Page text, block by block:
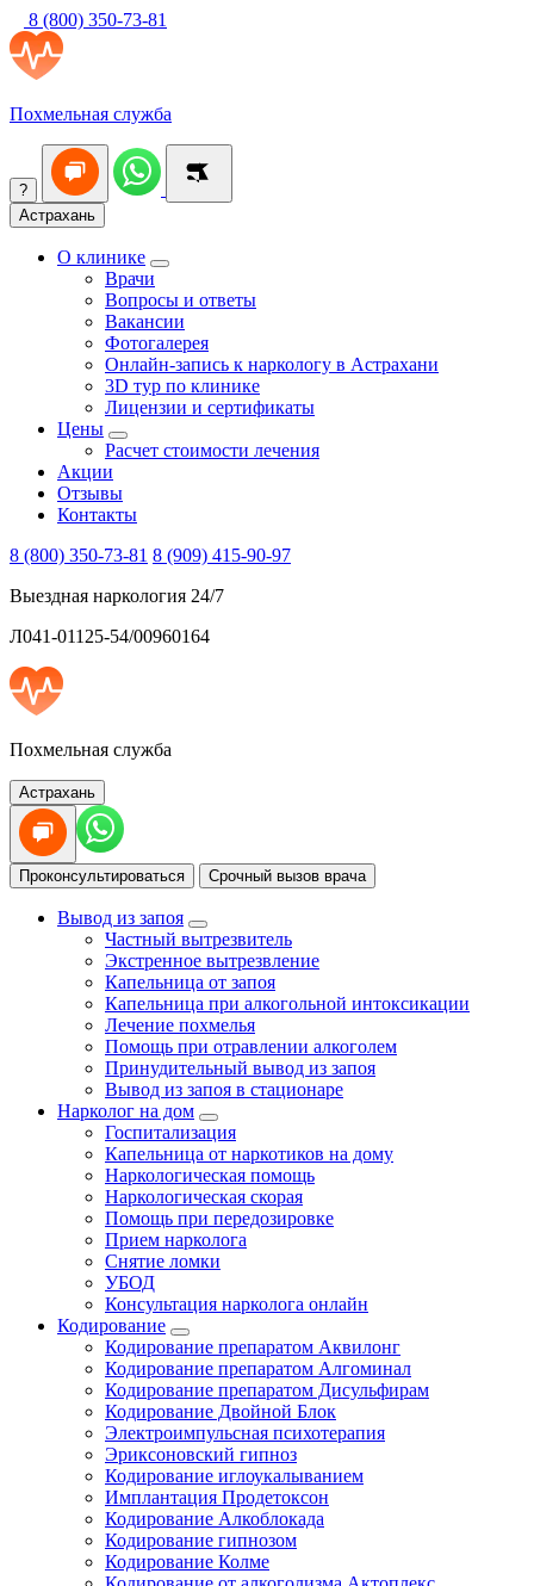
8 (800) 350-73-81
Похмельная служба
?
Астрахань
О клинике
Врачи
Вопросы и ответы
Вакансии
Фотогалерея
Онлайн-запись к наркологу в Астрахани
3D тур по клинике
Лицензии и сертификаты
Цены
Расчет стоимости лечения
Акции
Отзывы
Контакты
8 (800) 350-73-81 8 (909) 415-90-97
Выездная наркология 24/7
Л041-01125-54/00960164
Похмельная служба
Астрахань
Проконсультироваться Срочный вызов врача
Вывод из запоя
Частный вытрезвитель
Экстренное вытрезвление
Капельница от запоя
Капельница при алкогольной интоксикации
Лечение похмелья
Помощь при отравлении алкоголем
Принудительный вывод из запоя
Вывод из запоя в стационаре
Нарколог на дом
Госпитализация
Капельница от наркотиков на дому
Наркологическая помощь
Наркологическая скорая
Помощь при передозировке
Прием нарколога
Снятие ломки
УБОД
Консультация нарколога онлайн
Кодирование
Кодирование препаратом Аквилонг
Кодирование препаратом Алгоминал
Кодирование препаратом Дисульфирам
Кодирование Двойной Блок
Электроимпульсная психотерапия
Эриксоновский гипноз
Кодирование иглоукалыванием
Имплантация Продетоксон
Кодирование Алкоблокада
Кодирование гипнозом
Кодирование Колме